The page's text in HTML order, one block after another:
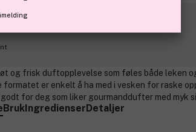
og frisk duftopplevelse som føles både leken
formatet er enkelt å ha med i vesken for raske
godt for deg som liker gourmanddufter med myk
BrukIngredienserDetaljer